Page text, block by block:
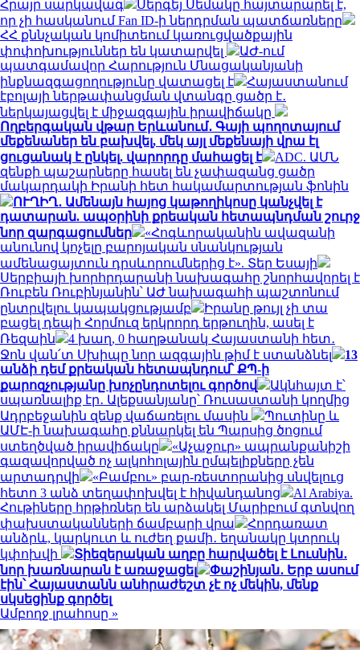
Հրայր սարկավագ
Սերգեյ Սեմակը հայտարարել է,
որ չի հասկանում Fan ID-ի ներդրման պատճառները
ՀՀ քննչական կոմիտեում կառուցվածքային
փոփոխություններ են կատարվել
ԱԺ-ում
պատգամավոր Հարություն Մնացականյանի
ինքնազգացողությունը վատացել է
Հայաստանում
էբոլայի ներթափանցման վտանգը ցածր է․
ներկայացվել է միջազգային իրավիճակը
Ողբերգական վթար Երևանում․ Գայի պողոտայում
մեքենաներ են բախվել, մեկ այլ մեքենայի վրա էլ
ցուցանակ է ընկել. վարորդը մահացել է
ADC. ԱՄՆ
զենքի պաշարները հասել են չափազանց ցածր
մակարդակի Իրանի հետ հակամարտության ֆոնին
ՈՒՂԻՂ․ Ամենայն հայոց կաթողիկոսը կանչվել է
դատարան. ապօրինի քրեական հետապնդման շուրջ
նոր զարգացումներ
«Հոգևորականին ավազանի
անունով կոչելը բարոյական սնանկության
ամենացայտուն դրսևորումներից է». Տեր Եսայի
Սերբիայի խորհրդարանի նախագահը շնորհավորել է
Ռուբեն Ռուբինյանին՝ ԱԺ նախագահի պաշտոնում
ընտրվելու կապակցությամբ
Իրանը թույլ չի տա
բացել դեպի Հորմուզ երկրորդ երթուղին, ասել է
Ռեզաին
4 խաղ, 0 հաղթանակ Հայաստանի հետ․
Ջոն վան՛տ Սխիպը նոր ազգային թիմ է ստանձնել
13
անձի դեմ քրեական հետապնդում՝ ՔՊ-ի
քարոզչությանը խոչընդոտելու գործով
Ակնհայտ է՝
սպառնալիք էր․ Ալեքսանյանը՝ Ռուսաստանի կողմից
Ադրբեջանին զենք վաճառելու մասին
Պուտինը և
ԱՄԷ-ի նախագահը քննարկել են Պարսից ծոցում
ստեղծված իրավիճակը
«Աչաջուր» ապրանքանիշի
գազավորված ոչ ալկոհոլային ըմպելիքները չեն
արտադրվի
«Բամբու» բար-ռեստորանից սնվելուց
հետո 3 անձ տեղափոխվել է հիվանդանոց
Al Arabiya.
Հութիները հրթիռներ են արձակել Մարիբում գտնվող
փախստականների ճամբարի վրա
Հորդառատ
անձրև, կարկուտ և ուժեղ քամի․ եղանակը կտրուկ
կփոխվի
Տիեզերական աղբը հարվածել է Լուսնին․
նոր խառնարան է առաջացել
Փաշինյան․ Երբ ասում
էին՝ Հայաստանն անհրաժեշտ չէ ոչ մեկին, մենք
սկսեցինք գործել
Ամբողջ լրահոսը »